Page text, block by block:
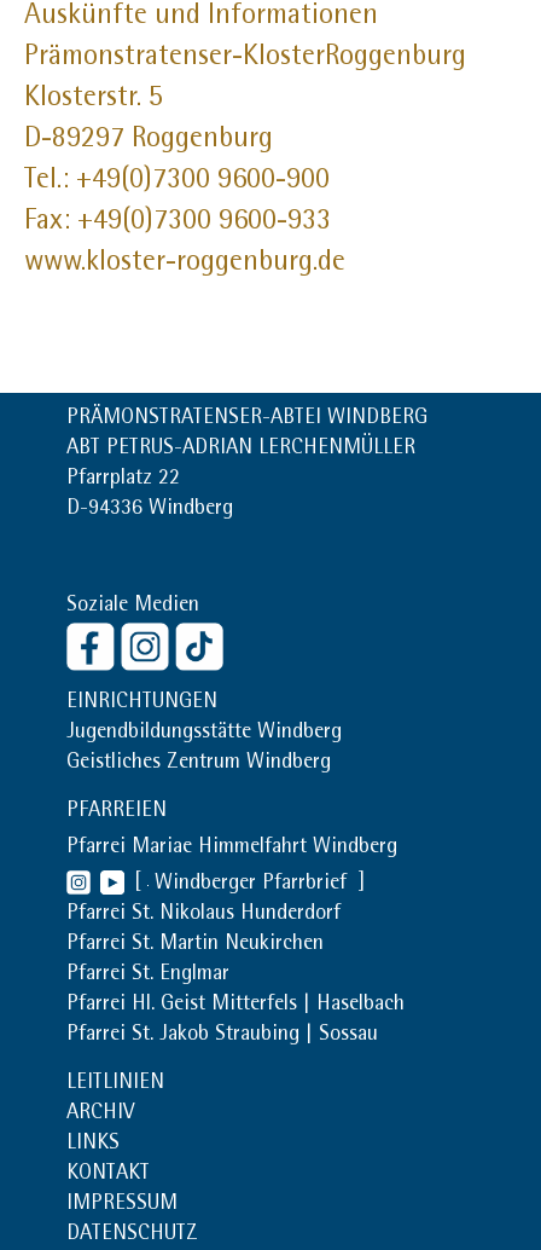
Auskünfte und Informationen
Prämonstratenser-KlosterRoggenburg
Klosterstr. 5
D-89297 Roggenburg
Tel.: +49(0)7300 9600-900
Fax: +49(0)7300 9600-933
www.kloster-roggenburg.de
PRÄMONSTRATENSER-ABTEI WINDBERG
ABT PETRUS-ADRIAN LERCHENMÜLLER
Pfarrplatz 22
D-94336 Windberg
Soziale Medien
EINRICHTUNGEN
Jugendbildungsstätte Windberg
Geistliches Zentrum Windberg
PFARREIEN
Pfarrei Mariae Himmelfahrt Windberg
Windberger Pfarrbrief
Pfarrei St. Nikolaus Hunderdorf
Pfarrei St. Martin Neukirchen
Pfarrei St. Englmar
Pfarrei Hl. Geist Mitterfels | Haselbach
Pfarrei St. Jakob Straubing | Sossau
LEITLINIEN
ARCHIV
LINKS
KONTAKT
IMPRESSUM
DATENSCHUTZ